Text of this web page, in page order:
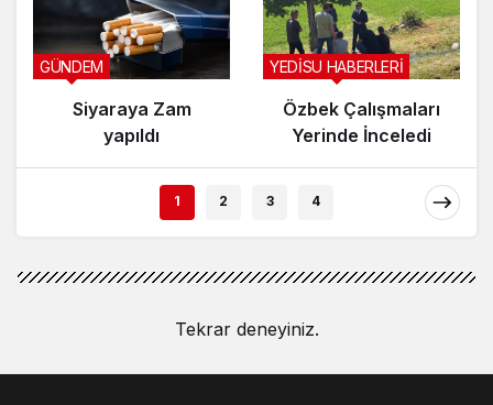
GÜNDEM
Siyaraya Zam
yapıldı
YEDİSU HABERLERİ
Özbek Çalışmaları
Yerinde İnceledi
1 2 3 4
Tekrar deneyiniz.